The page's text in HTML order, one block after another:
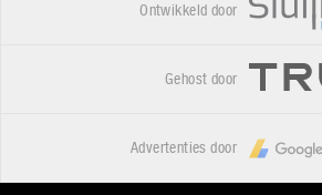
Ontwikkeld door
Gehost door
Advertenties door